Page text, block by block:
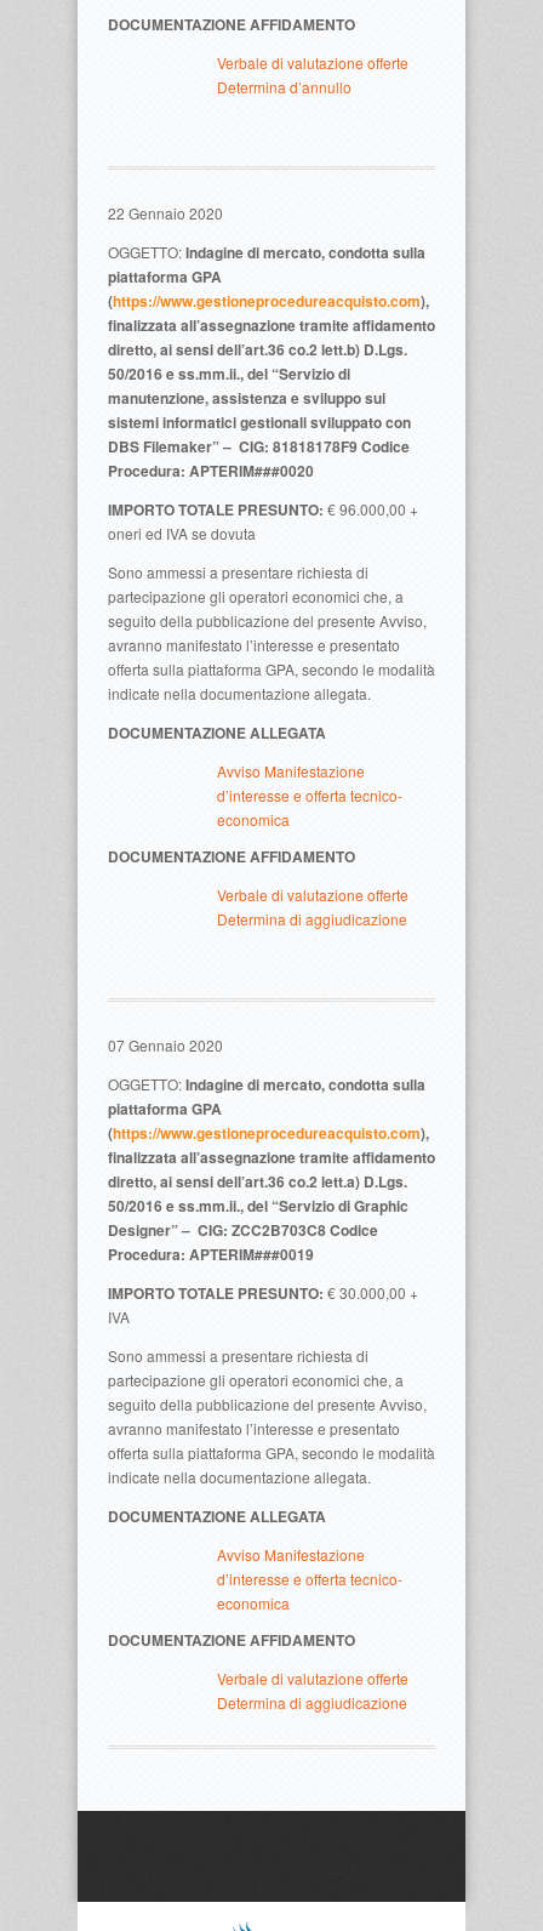
DOCUMENTAZIONE AFFIDAMENTO
Verbale di valutazione offerte
Determina d’annullo
22 Gennaio 2020
OGGETTO:Indagine di mercato, condotta sulla
piattaforma GPA
(https://www.gestioneprocedureacquisto.com),
finalizzata all’assegnazione tramite affidamento
diretto, ai sensi dell’art.36 co.2 lett.b) D.Lgs.
50/2016 e ss.mm.ii., del “Servizio di
manutenzione, assistenza e sviluppo sui
sistemi informatici gestionali sviluppato con
DBS Filemaker” – CIG: 81818178F9Codice
Procedura: APTERIM###0020
IMPORTO TOTALE PRESUNTO: € 96.000,00 +
oneri ed IVA se dovuta
Sono ammessi a presentare richiesta di
partecipazione gli operatori economici che, a
seguito della pubblicazione del presente Avviso,
avranno manifestato l’interesse e presentato
offerta sulla piattaforma GPA, secondo le modalità
indicate nella documentazione allegata.
DOCUMENTAZIONE ALLEGATA
Avviso Manifestazione
d’interesse e offerta tecnico-
economica
DOCUMENTAZIONE AFFIDAMENTO
Verbale di valutazione offerte
Determina di aggiudicazione
07 Gennaio 2020
OGGETTO:Indagine di mercato, condotta sulla
piattaforma GPA
(https://www.gestioneprocedureacquisto.com),
finalizzata all’assegnazione tramite affidamento
diretto, ai sensi dell’art.36 co.2 lett.a) D.Lgs.
50/2016 e ss.mm.ii., del “Servizio di Graphic
Designer” – CIG: ZCC2B703C8Codice
Procedura: APTERIM###0019
IMPORTO TOTALE PRESUNTO: € 30.000,00 +
IVA
Sono ammessi a presentare richiesta di
partecipazione gli operatori economici che, a
seguito della pubblicazione del presente Avviso,
avranno manifestato l’interesse e presentato
offerta sulla piattaforma GPA, secondo le modalità
indicate nella documentazione allegata.
DOCUMENTAZIONE ALLEGATA
Avviso Manifestazione
d’interesse e offerta tecnico-
economica
DOCUMENTAZIONE AFFIDAMENTO
Verbale di valutazione offerte
Determina di aggiudicazione